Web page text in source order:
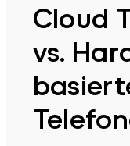
Cloud
vs.